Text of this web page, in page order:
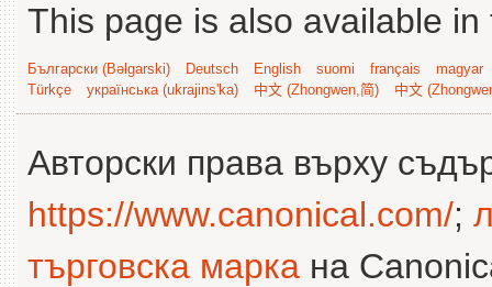
This page is also available
Български (Bəlgarski) Deutsch English suomi français
magyar
Türkçe
українська (ukrajins'ka) 中文 (Zhongwen,简) 中文
Авторски права върху
https://www.canonical.com/;
търговска марка на